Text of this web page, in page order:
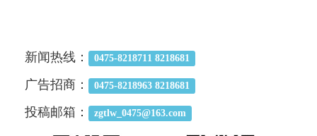
新闻热线： 0475-8218711 8218681
广告招商： 0475-8218963 8218681
投稿邮箱： zgtlw_0475@163.com